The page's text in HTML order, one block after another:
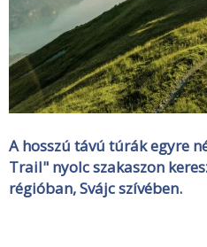
A hosszú távú túrák egyre
Trail" nyolc szakaszon
régióban, Svájc szívében.